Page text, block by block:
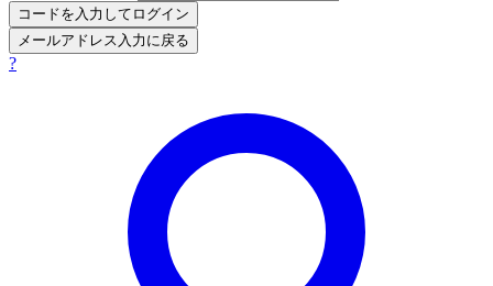
コードを入力してログイン
メールアドレス入力に戻る
?